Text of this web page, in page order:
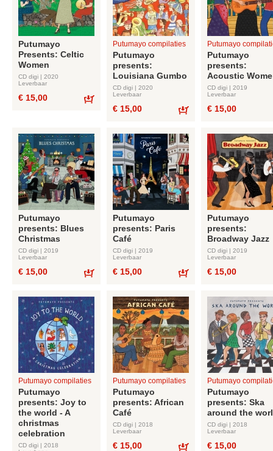
Putumayo
Presents: Celtic
Women
CD digi | 2020
Leverbaar
€ 15,00
Putumayo compilaties
Putumayo
presents:
Louisiana Gumbo
CD digi | 2020
Leverbaar
€ 15,00
Putumayo
Putumayo
presents:
Acoustic
CD digi | 2019
Leverbaar
€ 15,00
Putumayo
presents: Blues
Christmas
CD digi | 2019
Leverbaar
€ 15,00
Putumayo
presents: Paris
Café
CD digi | 2019
Leverbaar
€ 15,00
Putumayo
presents:
Broadway Jazz
CD digi | 2019
Leverbaar
€ 15,00
Putumayo compilaties
Putumayo
presents: Joy to
the world - A
christmas
celebration
CD digi | 2018
Putumayo compilaties
Putumayo
presents: African
Café
CD digi | 2018
Leverbaar
€ 15,00
Putumayo
Putumayo
presents: Ska
around the
CD digi | 2018
Leverbaar
€ 15,00